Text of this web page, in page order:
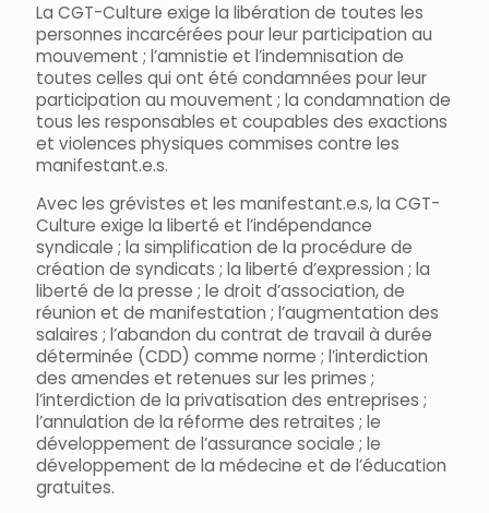
La CGT-Culture exige la libération de toutes les
personnes incarcérées pour leur participation au
mouvement ; l’amnistie et l’indemnisation de
toutes celles qui ont été condamnées pour leur
participation au mouvement ; la condamnation de
tous les responsables et coupables des exactions
et violences physiques commises contre les
manifestant.e.s.
Avec les grévistes et les manifestant.e.s, la CGT-
Culture exige la liberté et l’indépendance
syndicale ; la simplification de la procédure de
création de syndicats ; la liberté d’expression ; la
liberté de la presse ; le droit d’association, de
réunion et de manifestation ; l’augmentation des
salaires ; l’abandon du contrat de travail à durée
déterminée (CDD) comme norme ; l’interdiction
des amendes et retenues sur les primes ;
l’interdiction de la privatisation des entreprises ;
l’annulation de la réforme des retraites ; le
développement de l’assurance sociale ; le
développement de la médecine et de l’éducation
gratuites.